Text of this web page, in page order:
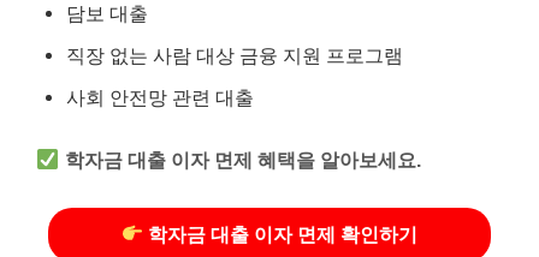
담보 대출
직장 없는 사람 대상 금융 지원 프로그램
사회 안전망 관련 대출
학자금 대출 이자 면제 혜택을 알아보세요.
학자금 대출 이자 면제 확인하기